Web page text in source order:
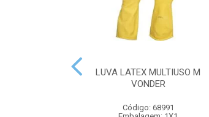
LUVA LATEX MULTIUSO M
VONDER
Código: 68991